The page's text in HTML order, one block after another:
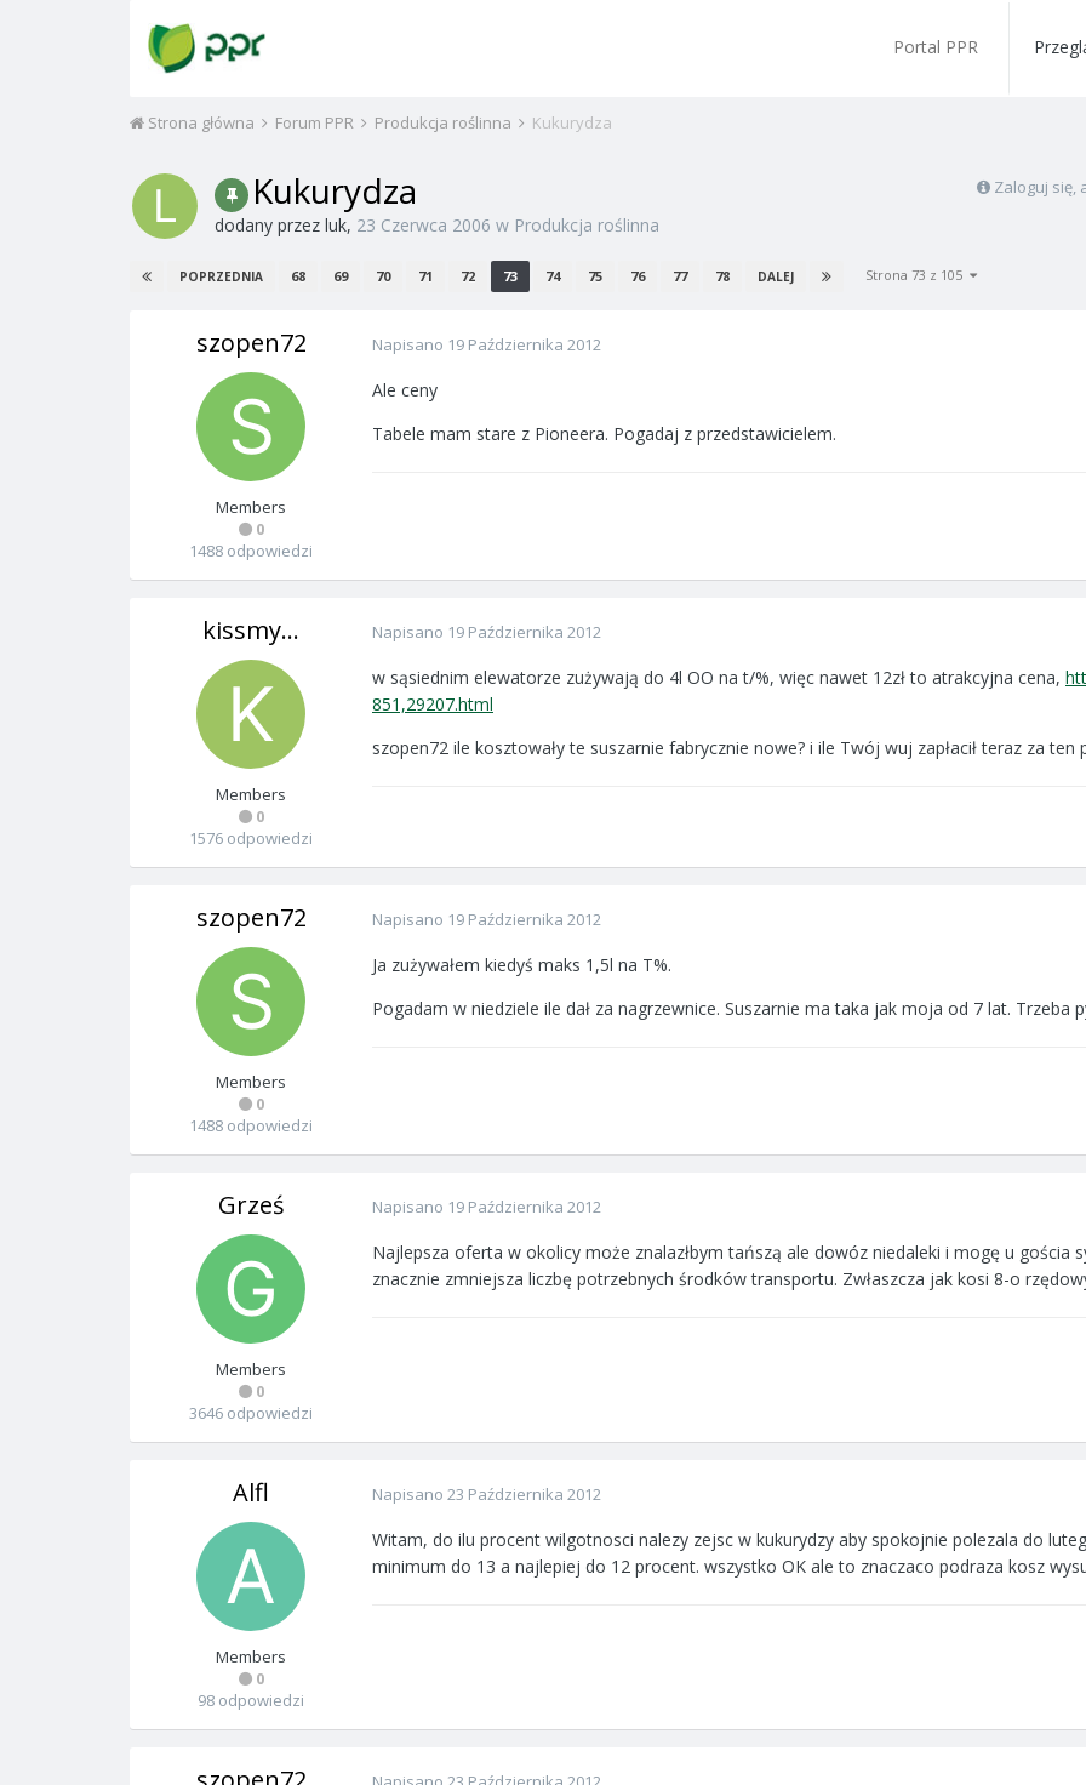
Portal PPR
Strona główna Forum PPR Produkcja roślinna Kukurydza
Zaloguj się,
Kukurydza
dodany przez luk, 23 Czerwca 2006 w Produkcja roślinna
POPRZEDNIA 68 69 70 71 72 73 74 75 76 77 78 DALEJ Strona 73 z 105
szopen72
Members
0
1488 odpowiedzi
Napisano 19 Października 2012
Ale ceny
Tabele mam stare z Pioneera. Pogadaj z przedstawicielem.
kissmy...
Members
0
1576 odpowiedzi
Napisano 19 Października 2012
w sąsiednim elewatorze zużywają do 4l OO na t/%, więc nawet 12zł to atrakcyjna cena,
851,29207.html
szopen72 ile kosztowały te suszarnie fabrycznie nowe? i ile Twój wuj zapłacił teraz za ten
szopen72
Members
0
1488 odpowiedzi
Napisano 19 Października 2012
Ja zużywałem kiedyś maks 1,5l na T%.
Pogadam w niedziele ile dał za nagrzewnice. Suszarnie ma taka jak moja od 7 lat. Trzeba
Grześ
Members
0
3646 odpowiedzi
Napisano 19 Października 2012
Najlepsza oferta w okolicy może znalazłbym tańszą ale dowóz niedaleki i mogę u gościa
znacznie zmniejsza liczbę potrzebnych środków transportu. Zwłaszcza jak kosi 8-o
Alfl
Members
0
98 odpowiedzi
Napisano 23 Października 2012
Witam, do ilu procent wilgotnosci nalezy zejsc w kukurydzy aby spokojnie polezala do
minimum do 13 a najlepiej do 12 procent. wszystko OK ale to znaczaco podraza kosz